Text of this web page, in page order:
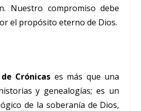
Nuestro compromiso debe
el propósito eterno de Dios.
Crónicas es más que una
y genealogías; es un
de la soberanía de Dios,